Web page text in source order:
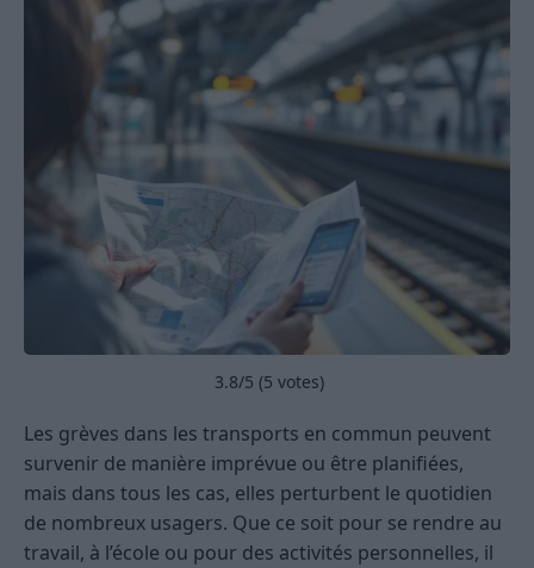
3.8/5 (5 votes)
Les grèves dans les transports en commun peuvent
survenir de manière imprévue ou être planifiées,
mais dans tous les cas, elles perturbent le quotidien
de nombreux usagers. Que ce soit pour se rendre au
travail, à l’école ou pour des activités personnelles, il